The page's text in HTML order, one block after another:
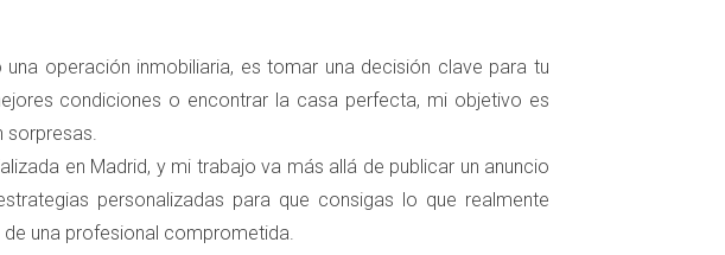
demasiado alto puede desincentivar a los compradores
dinero. La clave está en encontrar un equilibrio que refleje
más interesados, sino que también genera confianza en los
para comparar precios; si tu vivienda está sobrevalorada, será
operación inmobiliaria, es tomar una decisión clave para tu
condiciones o encontrar la casa perfecta, mi objetivo es
sorpresas.
en Madrid, y mi trabajo va más allá de publicar un anuncio
personalizadas para que consigas lo que realmente
una profesional comprometida.